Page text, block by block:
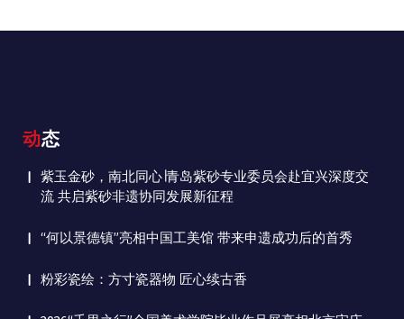
动态
紫玉金砂，南北同心∣青岛紫砂专业委员会赴宜兴深度交
流 共启紫砂非遗协同发展新征程
“何以景德镇”亮相中国工美馆 带来申遗成功后的首秀
粉彩瓷绘：方寸瓷器物 匠心续古香